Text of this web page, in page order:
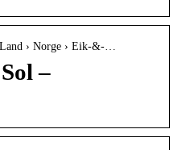
› Norge › Eik-&-…
–